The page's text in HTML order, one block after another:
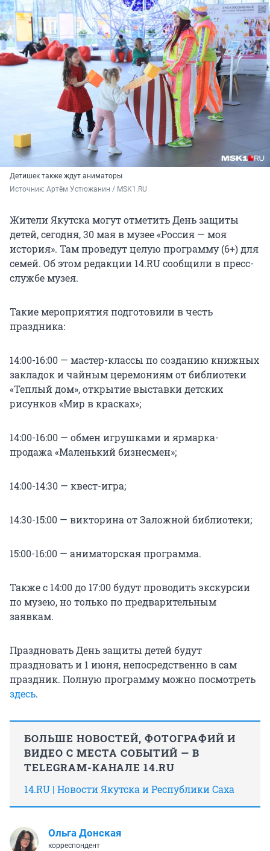
Детишек также ждут аниматоры
Источник: Артём Устюжанин / MSK1.RU
Жители Якутска могут отметить День защиты
детей, сегодня, 30 мая в музее «Россия — моя
история». Там проведут целую программу (6+) для
семей. Об этом редакции 14.RU сообщили в пресс-
службе музея.
Такие мероприятия подготовили в честь
праздника:
14:00-16:00 — мастер-классы по созданию книжных
закладок и чайным церемониям от библиотеки
«Теплый дом», открытие выставки детских
рисунков «Мир в красках»;
14:00-16:00 — обмен игрушками и ярмарка-
продажа «Маленький бизнесмен»;
14:00-14:30 — квест-игра;
14:30-15:00 — викторина от Заложной библиотеки;
15:00-16:00 — аниматорская программа.
Также с 14:00 до 17:00 будут проводить экскурсии
по музею, но только по предварительным
заявкам.
Праздновать День защиты детей будут
праздновать и 1 июня, непосредственно в сам
праздник. Полную программу можно посмотреть
здесь.
БОЛЬШЕ НОВОСТЕЙ, ФОТОГРАФИЙ И
ВИДЕО С МЕСТА СОБЫТИЙ — В
TELEGRAM-КАНАЛЕ 14.RU
14.RU | Новости Якутска и Республики Саха
Ольга Донская
корреспондент